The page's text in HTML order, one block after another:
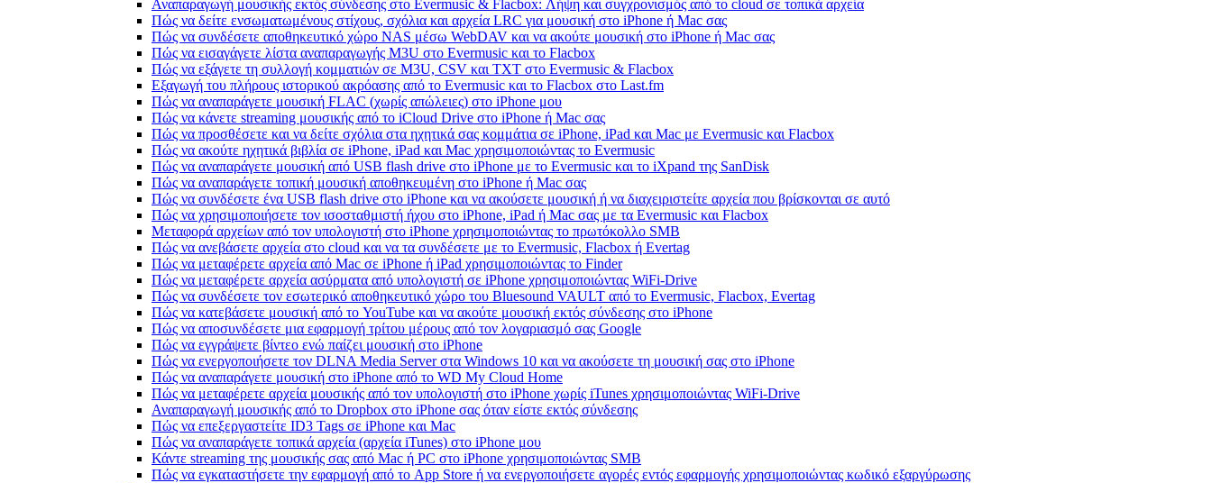
Αναπαραγωγή μουσικής εκτός σύνδεσης στο Evermusic & Flacbox: Λήψη και συγχρονισμός από το cloud σε τοπικά αρχεία
Πώς να δείτε ενσωματωμένους στίχους, σχόλια και αρχεία LRC για μουσική στο iPhone ή Mac σας
Πώς να συνδέσετε αποθηκευτικό χώρο NAS μέσω WebDAV και να ακούτε μουσική στο iPhone ή Mac σας
Πώς να εισαγάγετε λίστα αναπαραγωγής M3U στο Evermusic και το Flacbox
Πώς να εξάγετε τη συλλογή κομματιών σε M3U, CSV και TXT στο Evermusic & Flacbox
Εξαγωγή του πλήρους ιστορικού ακρόασης από το Evermusic και το Flacbox στο Last.fm
Πώς να αναπαράγετε μουσική FLAC (χωρίς απώλειες) στο iPhone μου
Πώς να κάνετε streaming μουσικής από το iCloud Drive στο iPhone ή Mac σας
Πώς να προσθέσετε και να δείτε σχόλια στα ηχητικά σας κομμάτια σε iPhone, iPad και Mac με Evermusic και Flacbox
Πώς να ακούτε ηχητικά βιβλία σε iPhone, iPad και Mac χρησιμοποιώντας το Evermusic
Πώς να αναπαράγετε μουσική από USB flash drive στο iPhone με το Evermusic και το iXpand της SanDisk
Πώς να αναπαράγετε τοπική μουσική αποθηκευμένη στο iPhone ή Mac σας
Πώς να συνδέσετε ένα USB flash drive στο iPhone και να ακούσετε μουσική ή να διαχειριστείτε αρχεία που βρίσκονται σε αυτό
Πώς να χρησιμοποιήσετε τον ισοσταθμιστή ήχου στο iPhone, iPad ή Mac σας με τα Evermusic και Flacbox
Μεταφορά αρχείων από τον υπολογιστή στο iPhone χρησιμοποιώντας το πρωτόκολλο SMB
Πώς να ανεβάσετε αρχεία στο cloud και να τα συνδέσετε με το Evermusic, Flacbox ή Evertag
Πώς να μεταφέρετε αρχεία από Mac σε iPhone ή iPad χρησιμοποιώντας το Finder
Πώς να μεταφέρετε αρχεία ασύρματα από υπολογιστή σε iPhone χρησιμοποιώντας WiFi-Drive
Πώς να συνδέσετε τον εσωτερικό αποθηκευτικό χώρο του Bluesound VAULT από το Evermusic, Flacbox, Evertag
Πώς να κατεβάσετε μουσική από το YouTube και να ακούτε μουσική εκτός σύνδεσης στο iPhone
Πώς να αποσυνδέσετε μια εφαρμογή τρίτου μέρους από τον λογαριασμό σας Google
Πώς να εγγράψετε βίντεο ενώ παίζει μουσική στο iPhone
Πώς να ενεργοποιήσετε τον DLNA Media Server στα Windows 10 και να ακούσετε τη μουσική σας στο iPhone
Πώς να αναπαράγετε μουσική στο iPhone από το WD My Cloud Home
Πώς να μεταφέρετε αρχεία μουσικής από τον υπολογιστή στο iPhone χωρίς iTunes χρησιμοποιώντας WiFi-Drive
Αναπαραγωγή μουσικής από το Dropbox στο iPhone σας όταν είστε εκτός σύνδεσης
Πώς να επεξεργαστείτε ID3 Tags σε iPhone και Mac
Πώς να αναπαράγετε τοπικά αρχεία (αρχεία iTunes) στο iPhone μου
Κάντε streaming της μουσικής σας από Mac ή PC στο iPhone χρησιμοποιώντας SMB
Πώς να εγκαταστήσετε την εφαρμογή από το App Store ή να ενεργοποιήσετε αγορές εντός εφαρμογής χρησιμοποιώντας κωδικό εξαργύρωσης